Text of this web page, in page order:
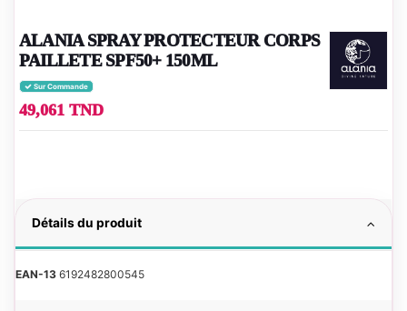
ALANIA SPRAY PROTECTEUR CORPS
PAILLETE SPF50+ 150ML
Sur Commande
49,061 TND
Détails du produit
EAN-13 6192482800545